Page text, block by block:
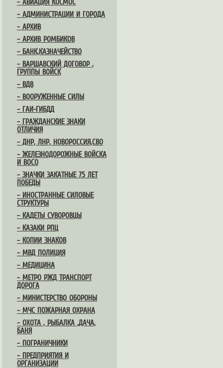
– АВИАЦИЯ КОСМОС
– АДМИНИСТРАЦИИ И ГОРОДА
– АРХИВ
– АРХИВ РОМБИКОВ
– БАНК,КАЗНАЧЕЙСТВО
– ВАРШАВСКИЙ ДОГОВОР ,
ГРУППЫ ВОЙСК
– ВДВ
– ВООРУЖЕННЫЕ СИЛЫ
– ГАИ-ГИБДД
– ГРАЖДАНСКИЕ ЗНАКИ
ОТЛИЧИЯ
– ДНР, ЛНР, НОВОРОССИЯ,СВО
– ЖЕЛЕЗНОДОРОЖНЫЕ ВОЙСКА
И ВОСО
– ЗНАЧКИ ЗАКАТНЫЕ 75 ЛЕТ
ПОБЕДЫ
– ИНОСТРАННЫЕ СИЛОВЫЕ
СТРУКТУРЫ
– КАДЕТЫ СУВОРОВЦЫ
– КАЗАКИ РПЦ
– КОПИИ ЗНАКОВ
– МВД ПОЛИЦИЯ
– МЕДИЦИНА
– МЕТРО РЖД ТРАНСПОРТ
ДОРОГА
– МИНИСТЕРСТВО ОБОРОНЫ
– МЧС ПОЖАРНАЯ ОХРАНА
– ОХОТА , РЫБАЛКА ,ДАЧА,
БАНЯ
– ПОГРАНИЧНИКИ
– ПРЕДПРИЯТИЯ И
ОРГАНИЗАЦИИ